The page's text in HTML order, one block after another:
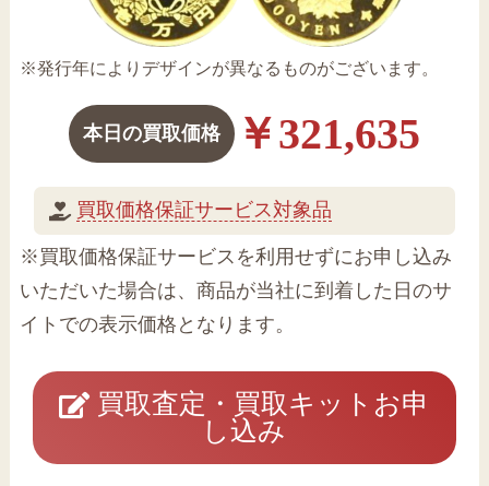
※発行年によりデザインが異なるものがございます。
本日の買取価格 ￥321,635
買取価格保証サービス対象品
※買取価格保証サービスを利用せずにお申し込み
いただいた場合は、商品が当社に到着した日のサ
イトでの表示価格となります。
買取査定・買取キットお申
し込み